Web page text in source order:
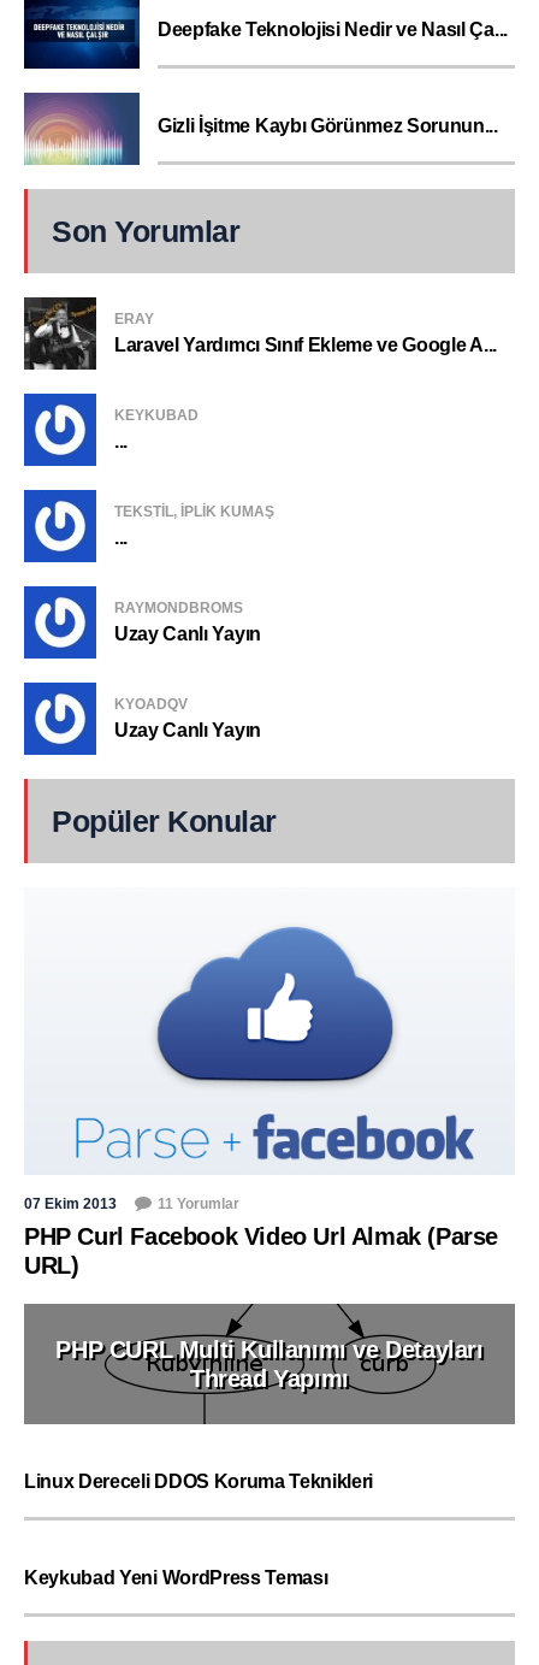
Deepfake Teknolojisi Nedir ve Nasıl Ça...
Gizli İşitme Kaybı Görünmez Sorunun...
Son Yorumlar
ERAY
Laravel Yardımcı Sınıf Ekleme ve Google A...
KEYKUBAD
...
TEKSTIL, IPLIK KUMAŞ
...
RAYMONDBROMS
Uzay Canlı Yayın
KYOADQV
Uzay Canlı Yayın
Popüler Konular
07 Ekim 2013 11 Yorumlar
PHP Curl Facebook Video Url Almak (Parse
URL)
PHP CURL Multi Kullanımı ve Detayları
Thread Yapımı
Linux Dereceli DDOS Koruma Teknikleri
Keykubad Yeni WordPress Teması